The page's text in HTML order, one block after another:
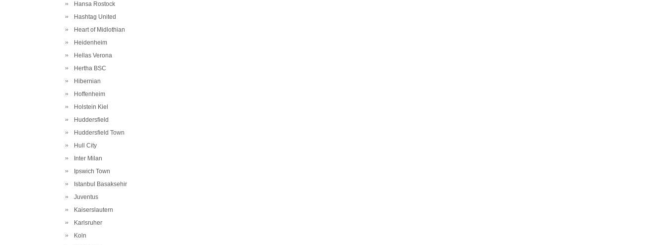
Hansa Rostock
Hashtag United
Heart of Midlothian
Heidenheim
Hellas Verona
Hertha BSC
Hibernian
Hoffenheim
Holstein Kiel
Huddersfield
Huddersfield Town
Hull City
Inter Milan
Ipswich Town
Istanbul Basaksehir
Juventus
Kaiserslautern
Karlsruher
Koln